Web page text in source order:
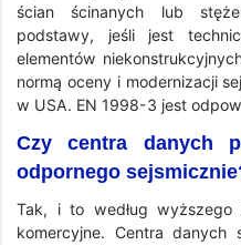
ścian ścinanych lub
podstawy, jeśli jest
elementów
normą oceny i modernizacji
w USA. EN 1998-3 jest
Czy centra danych
odpornego
Tak, i to według
komercyjne. Centra